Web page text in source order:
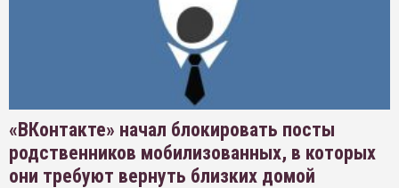
«ВКонтакте» начал блокировать посты
родственников мобилизованных, в которых
они требуют вернуть близких домой